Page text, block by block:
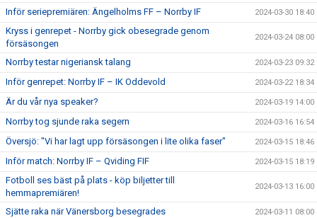
Inför seriepremiären: Ängelholms FF – Norrby IF 2024-03-30 18:40
Kryss i genrepet - Norrby gick obesegrade genom
försäsongen
2024-03-24 08:00
Norrby testar nigeriansk talang 2024-03-23 09:32
Inför genrepet: Norrby IF – IK Oddevold 2024-03-22 18:34
Är du vår nya speaker? 2024-03-19 14:00
Norrby tog sjunde raka segern 2024-03-16 16:54
Översjö: "Vi har lagt upp försäsongen i lite olika faser" 2024-03-15 18:46
Inför match: Norrby IF – Qviding FIF 2024-03-15 18:19
Fotboll ses bäst på plats - köp biljetter till
hemmapremiären!
2024-03-13 16:00
Sjätte raka när Vänersborg besegrades 2024-03-11 08:00